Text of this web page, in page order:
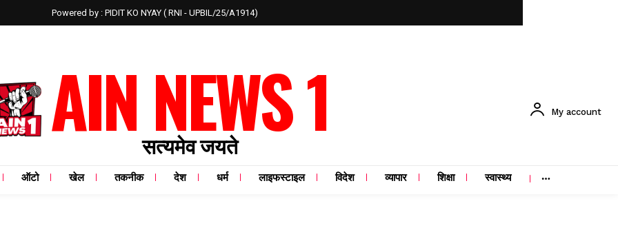
Powered by : PIDIT KO NYAY ( RNI - UPBIL/25/A1914)
AIN NEWS 1
सत्यमेव जयते
My account
ऑटो खेल तकनीक देश धर्म लाइफस्टाइल विदेश व्यापार शिक्षा स्वास्थ्य